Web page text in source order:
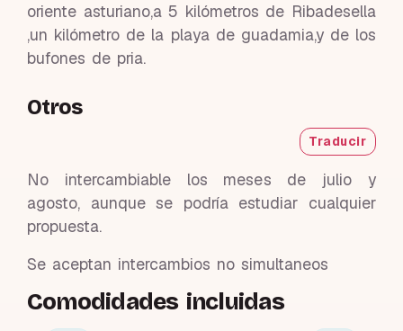
oriente asturiano,a 5 kilómetros de Ribadesella
,un kilómetro de la playa de guadamia,y de los
bufones de pria.
Otros
Traducir
No intercambiable los meses de julio y
agosto, aunque se podría estudiar cualquier
propuesta.
Se aceptan intercambios no simultaneos
Comodidades incluidas